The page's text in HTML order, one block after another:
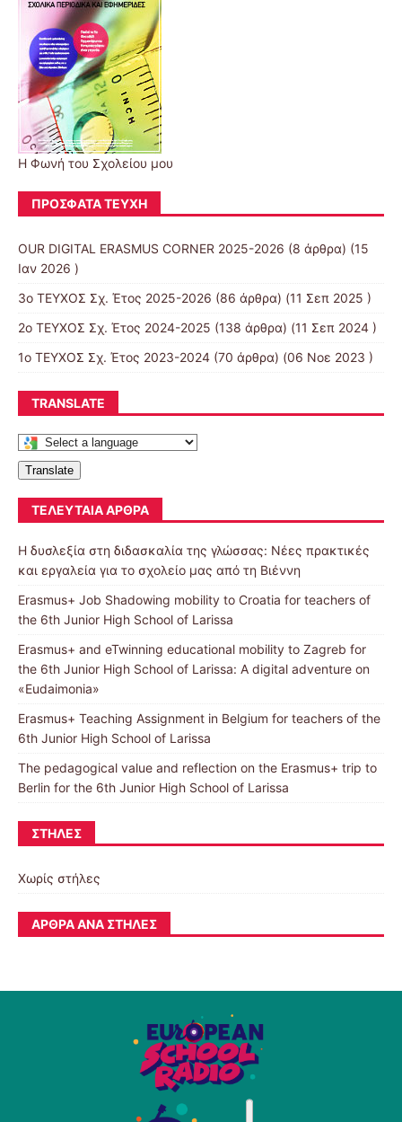
Η Φωνή του Σχολείου μου
ΠΡΌΣΦΑΤΑ ΤΕΎΧΗ
OUR DIGITAL ERASMUS CORNER 2025-2026 (8 άρθρα) (15
Ιαν 2026 )
3ο ΤΕΥΧΟΣ Σχ. Έτος 2025-2026 (86 άρθρα) (11 Σεπ 2025 )
2ο ΤΕΥΧΟΣ Σχ. Έτος 2024-2025 (138 άρθρα) (11 Σεπ 2024 )
1ο ΤΕΥΧΟΣ Σχ. Έτος 2023-2024 (70 άρθρα) (06 Νοε 2023 )
TRANSLATE
Translate
ΤΕΛΕΥΤΑΊΑ ΆΡΘΡΑ
Η δυσλεξία στη διδασκαλία της γλώσσας: Νέες πρακτικές
και εργαλεία για το σχολείο μας από τη Βιέννη
Erasmus+ Job Shadowing mobility to Croatia for teachers of
the 6th Junior High School of Larissa
Erasmus+ and eTwinning educational mobility to Zagreb for
the 6th Junior High School of Larissa: A digital adventure on
«Eudaimonia»
Erasmus+ Teaching Assignment in Belgium for teachers of the
6th Junior High School of Larissa
The pedagogical value and reflection on the Erasmus+ trip to
Berlin for the 6th Junior High School of Larissa
ΣΤΉΛΕΣ
Χωρίς στήλες
ΆΡΘΡΑ ΑΝΆ ΣΤΉΛΕΣ